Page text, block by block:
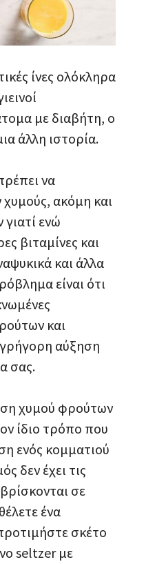
ίνες ολόκληρα
με διαβήτη, ο
άλλη ιστορία.
να
ακόμη και
ενώ
βιταμίνες και
και άλλα
είναι ότι
και
αύξηση
σας.
χυμού φρούτων
ίδιο τρόπο που
ενός κομματιού
δεν έχει τις
σε
ένα
σκέτο
seltzer με